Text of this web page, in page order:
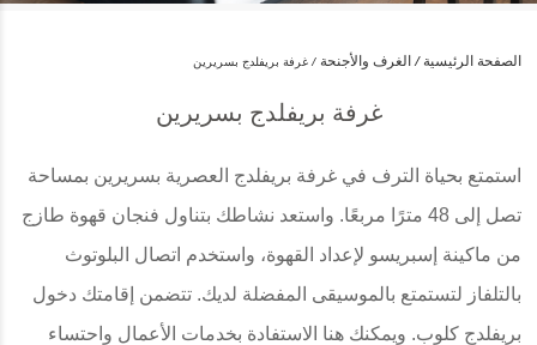
الصفحة الرئيسية الغرف والأجنحة غرفة بريفلدج بسريرين
غرفة بريفلدج بسريرين
استمتع بحياة الترف في غرفة بريفلدج العصرية بسريرين بمساحة
تصل إلى 48 مترًا مربعًا. واستعد نشاطك بتناول فنجان قهوة طازج
من ماكينة إسبريسو لإعداد القهوة، واستخدم اتصال البلوتوث
بالتلفاز لتستمتع بالموسيقى المفضلة لديك. تتضمن إقامتك دخول
بريفلدج كلوب. ويمكنك هنا الاستفادة بخدمات الأعمال واحتساء